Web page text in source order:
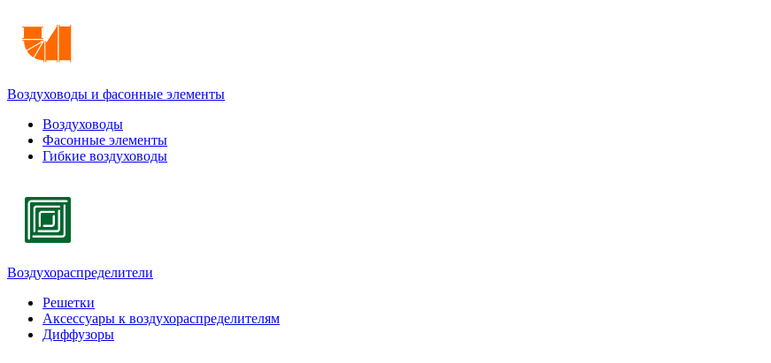
Воздуховоды и фасонные элементы
Воздуховоды
Фасонные элементы
Гибкие воздуховоды
Воздухораспределители
Решетки
Аксессуары к воздухораспределителям
Диффузоры